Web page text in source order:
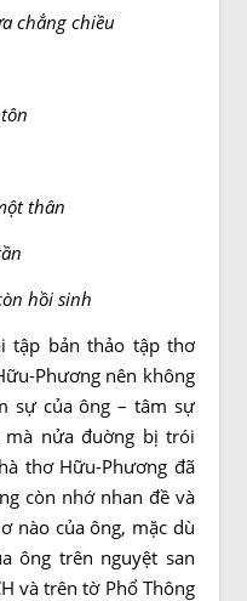
chẳng chiều
thân
hồi sinh
bản thảo tập thơ
Phương nên không
sự của ông – tâm sự
nửa đuờng bị trói
thơ Hữu-Phương đã
còn nhớ nhan đề và
nào của ông, mặc dù
ông trên nguyệt san
và trên tờ Phổ Thông